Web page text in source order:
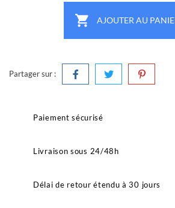
 AJOUTER AU
Partager sur :
Paiement sécurisé
Livraison sous 24/48h
Délai de retour étendu à 30 jours